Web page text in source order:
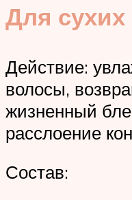
Для
Действие:
волосы,
жизненный
расслоение
Состав: